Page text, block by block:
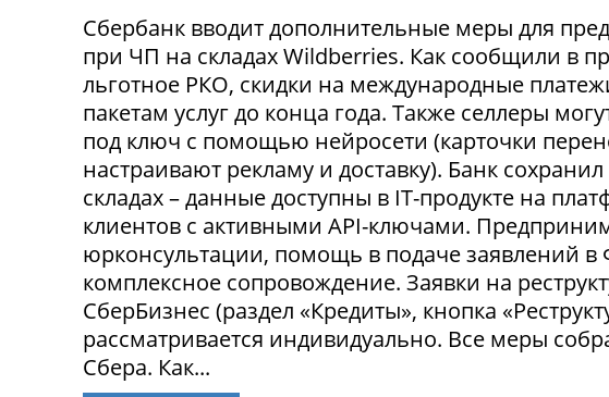
Сбербанк вводит дополнительные меры для
при ЧП на складах Wildberries. Как сообщили в
льготное РКО, скидки на международные
пакетам услуг до конца года. Также селлеры
под ключ с помощью нейросети (карточки
настраивают рекламу и доставку). Банк
складах – данные доступны в IT-продукте на
клиентов с активными API-ключами.
юрконсультации, помощь в подаче заявлений в
комплексное сопровождение. Заявки на
СберБизнес (раздел «Кредиты», кнопка
рассматривается индивидуально. Все меры
Сбера. Как...